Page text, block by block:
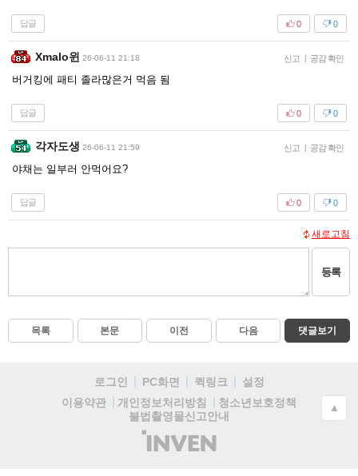
답글 0
0
Xmalo윈 26-06-11 21:18 신고 | 공감 확인
버거킹에 패티 졸라많은거 먹음 됨
답글 0
0
각자도생 26-06-11 21:59 신고 | 공감 확인
야채는 일부러 안먹어요?
답글 0
0
새로고침
등록
목록 본문 이전 다음 댓글보기
로그인 PC화면 퀵링크
설정
이용약관
개인정보처리방침
청소년보호정책
불법촬영물신고안내
(주)
인
▲